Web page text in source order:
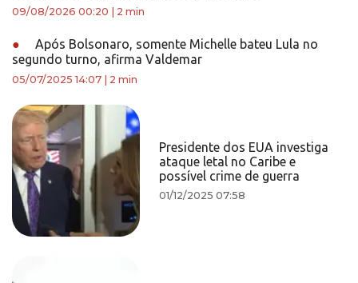
09/08/2026 00:20 2 min
●
Após Bolsonaro, somente Michelle bateu Lula no
segundo turno, afirma Valdemar
05/07/2025 14:07 2 min
Presidente dos EUA investiga
ataque letal no Caribe e
possível crime de guerra
01/12/2025 07:58